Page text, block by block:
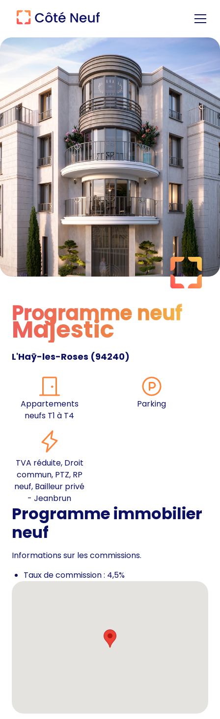
Programme neuf
Programme neuf
Majestic
L'Haÿ-les-Roses (94240)
Appartements
neufs T1 à T4
Parking
TVA réduite, Droit
commun, PTZ, RP
neuf, Bailleur privé
- Jeanbrun
Programme immobilier
neuf
Informations sur les commissions.
Taux de commission : 4,5%